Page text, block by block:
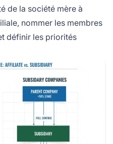
de la société mère à
nommer les membres
définir les priorités